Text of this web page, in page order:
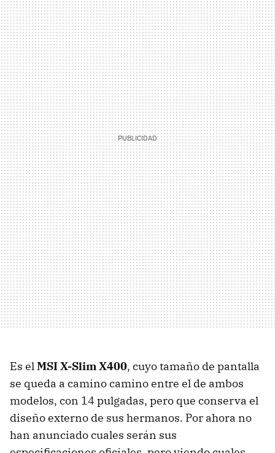
Es elMSIX-Slim X400, cuyo tamaño de pantalla
se queda a camino camino entre el de ambos
modelos, con 14 pulgadas, pero que conserva el
diseño externo de sus hermanos. Por ahora no
han anunciado cuales serán sus